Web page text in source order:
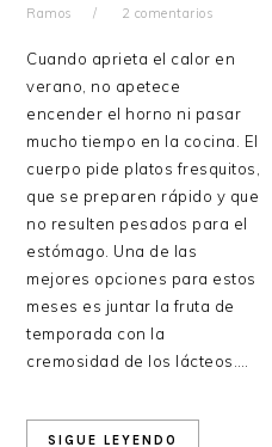
Ramos
2 comentarios
Cuando aprieta el calor en
verano, no apetece
encender el horno ni pasar
mucho tiempo en la cocina. El
cuerpo pide platos fresquitos,
que se preparen rápido y que
no resulten pesados para el
estómago. Una de las
mejores opciones para estos
meses es juntar la fruta de
temporada con la
cremosidad de los lácteos….
SIGUE LEYENDO